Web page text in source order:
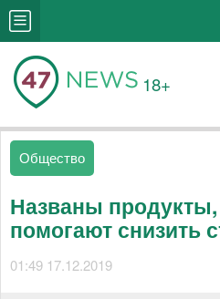
18+
Общество
Названы
помогают снизить
01:49 17.12.2019